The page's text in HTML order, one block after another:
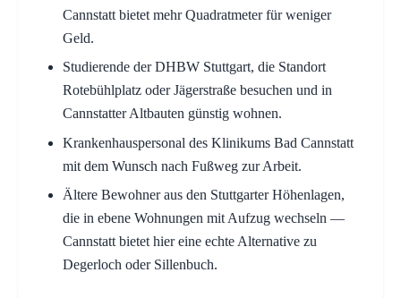
Cannstatt bietet mehr Quadratmeter für weniger
Geld.
Studierende der DHBW Stuttgart, die Standort
Rotebühlplatz oder Jägerstraße besuchen und in
Cannstatter Altbauten günstig wohnen.
Krankenhauspersonal des Klinikums Bad Cannstatt
mit dem Wunsch nach Fußweg zur Arbeit.
Ältere Bewohner aus den Stuttgarter Höhenlagen,
die in ebene Wohnungen mit Aufzug wechseln —
Cannstatt bietet hier eine echte Alternative zu
Degerloch oder Sillenbuch.